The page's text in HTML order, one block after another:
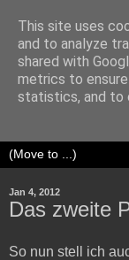
Jan 4, 2012
Das zweite
So nun stell ich
This site uses
and to analyze
shared with
metrics to
statistics, and to